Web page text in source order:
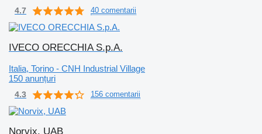
4.7 40 comentarii
IVECO ORECCHIA S.p.A.
Italia, Torino - CNH Industrial Village
150 anunțuri
4.3 156 comentarii
Norvix, UAB